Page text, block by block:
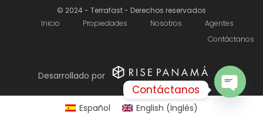
© 2024 - Terrafast - Derechos reservados
Inicio
Propiedades Nosotros
Agentes
Contáctanos
Desarrollado por
Español English (Inglés)
Contáctanos